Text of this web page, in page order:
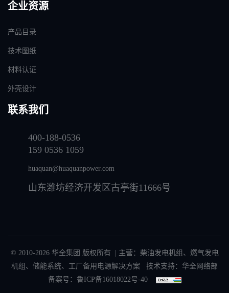
企业资源
产品目录
技术图纸
材料认证
外壳设计
联系我们
400-188-0536
159 0536 1059
huaquan@huaquanpower.com
山东潍坊经济开发区古亭街11666号
© 2010-2026 华全集团 版权所有 | 主营： 柴油发电机组 、 燃气发电
机组 、 储能系统、 工厂备用电源解决方案 技术支持：华全网络部
备案号： 鲁ICP备16018022号-40